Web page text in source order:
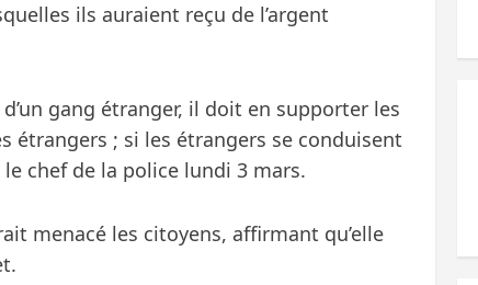
ils auraient reçu de l’argent
gang étranger, il doit en supporter les
étrangers ; si les étrangers se conduisent
chef de la police lundi 3 mars.
menacé les citoyens, affirmant qu’elle